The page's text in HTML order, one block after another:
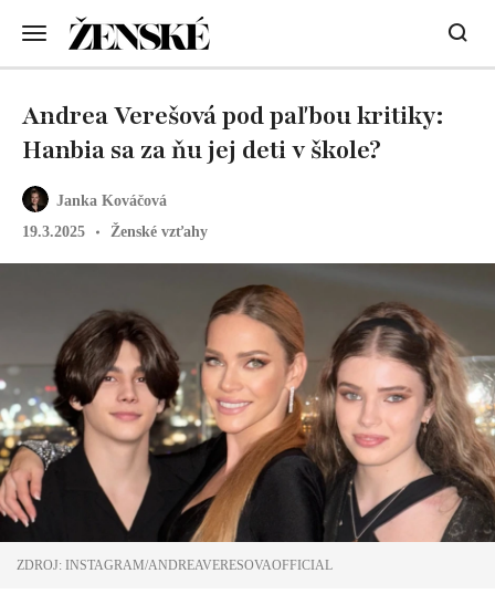
Janka Kováčová
19.3.2025
Ženské vzťahy
Andrea Verešová pod paľbou kritiky:
Hanbia sa za ňu jej deti v škole?
ZDROJ: INSTAGRAM/ANDREAVERESOVAOFFICIAL